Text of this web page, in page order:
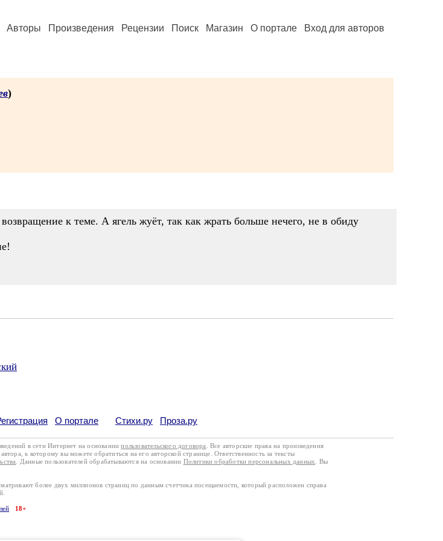
Авторы Произведения Рецензии Поиск Магазин О портале Вход для авторов
)
к теме. А ягель жуёт, так как жрать больше нечего, не в обиду
О портале Стихи.ру Проза.ру
в сети Интернет на основаниипользовательского договора
. Все авторские права на произведения
к которому вы можете обратиться на его авторской странице. Ответственность за тексты
. Данные пользователей обрабатываются на основании Политики обработки персональных данных
. Вы
более двух миллионов страниц по данным счетчика посещаемости, который расположен справа
18+